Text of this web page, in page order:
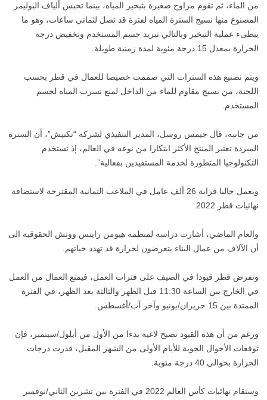
من الماء، ثم تقوم مراوح صغيرة بتبخير المياه، بينما تحبس ألياف البوليمر
المصنوع منها نسيج السترة المياه لفترة قد تصل لثماني ساعات، وهو ما
يبطىء عملية التبخير وبالتالي تبريد جسم المستخدم وتخفيض درجة
الحرارة بمعدل 15 درجة مئوية لمدة زمنية طويلة.
ويتم تصنيع هذه السترات التي صممت خصيصا للعمال في قطر بحسب
اللجنة، من نسيج مقاوم للماء من الداخل لمنع تسرب المياه لجسم
المستخدم.
من جانبه، قال جيمس روسل، المدير التنفيذي لشركة “تكنيش”، أن السترة
المبردة تعتبر المنتج الأكثر ابتكارا من نوعه في العالم، إذ تستخدم
التكنولوجيا المتطورة لخدمة المستفيدين بفعالية”.
ويعمل حاليا قرابة 26 ألف عامل في الملاعب الثمانية المقترحة لاستضافة
نهائيات قطر 2022.
والعام الماضي، أشارت دراسة لمنظمة هيومن رايتس ووتش الحقوقية الى
أن الآلاف من عمال البناء يتعرضون لحرارة قد تهدد حياتهم.
وتفرض قطر قيودا في الصيف على فترات العمل، فيمنع العمال من العمل
في الخارج بين الساعة 11:30 قبل الظهر والثالثة بعد الظهر، في الفترة
الممتدة بين 15 حزيران/يونيو وآخر آب/أغسطس.
ورغم من أن هذه القيود تصبح لاغية بدءا من الأول من أيلول/سبتمبر، فإن
توقعات الأحوال الجوية للأيام الأولى من الشهر المقبل، قدرت درجات
الحرارة بحوالي 40 درجة مئوية.
وستقام نهائيات كأس العالم 2022 في الفترة بين تشرين الثاني/نوفمبر